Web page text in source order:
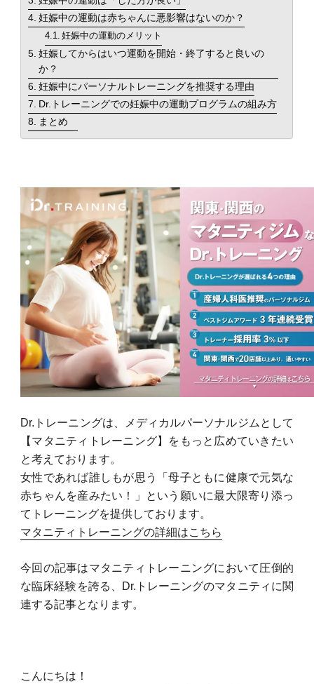
妊娠中の運動は赤ちゃんに悪影響はないのか？
妊娠中の運動のメリット
妊娠してからはいつ運動を開始・終了すると良いの
か？
妊娠中にパーソナルトレーニングを推奨する理由
Dr.トレーニングでの妊娠中の運動プログラムの組み方
まとめ
Dr.トレーニングは、メディカルパーソナルジムとして
【マタニティトレーニング】 をもっと広めていきたい
と考えております。
女性であれば誰しもが思う「母子ともに健康で元気な
赤ちゃんを産みたい！」という願いに最大限寄り添っ
てトレーニングを提供しております。
マタニティトレーニングの詳細はこちら
今回の記事はマタニティトレーニングにおいて圧倒的
な臨床経験を誇る、Dr.トレーニングのマタニティに関
連する記事となります。
こんにちは！
top